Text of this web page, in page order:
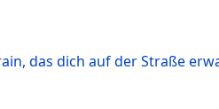
das dich auf der Straße